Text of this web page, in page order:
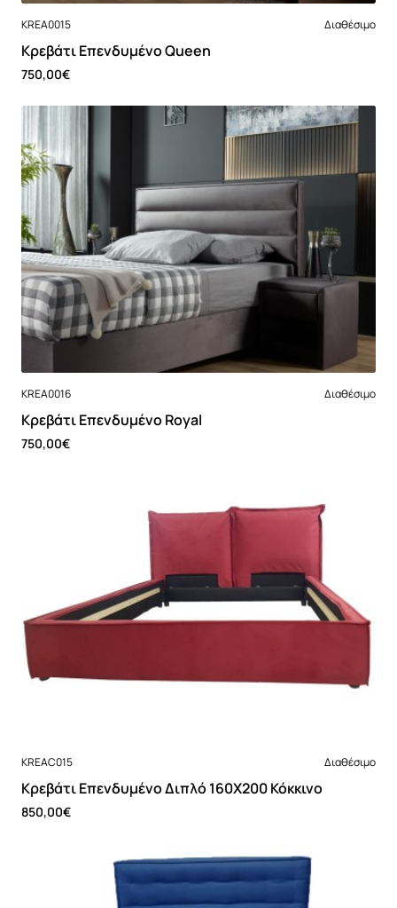
Νέο
KREA0015 Διαθέσιμο
Κρεβάτι Επενδυμένο Queen
750,00€
Νέο
KREA0016 Διαθέσιμο
Κρεβάτι Επενδυμένο Royal
750,00€
Νέο
KREAC015 Διαθέσιμο
Κρεβάτι Επενδυμένο Διπλό 160Χ200 Κόκκινο
850,00€